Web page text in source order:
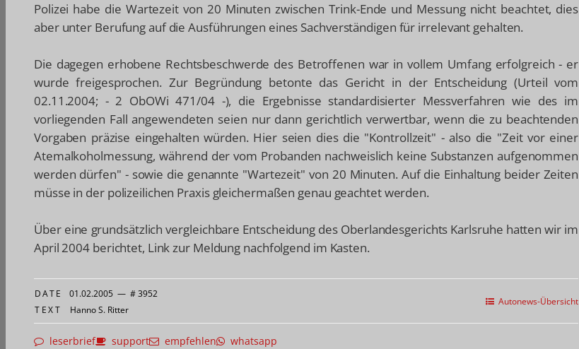
Polizei habe die Wartezeit von 20 Minuten zwischen Trink-Ende und Messung nicht beachtet, dies
aber unter Berufung auf die Ausführungen eines Sachverständigen für irrelevant gehalten.
Die dagegen erhobene Rechtsbeschwerde des Betroffenen war in vollem Umfang erfolgreich - er
wurde freigesprochen. Zur Begründung betonte das Gericht in der Entscheidung (Urteil vom
02.11.2004; - 2 ObOWi 471/04 -), die Ergebnisse standardisierter Messverfahren wie des im
vorliegenden Fall angewendeten seien nur dann gerichtlich verwertbar, wenn die zu beachtenden
Vorgaben präzise eingehalten würden. Hier seien dies die "Kontrollzeit" - also die "Zeit vor einer
Atemalkoholmessung, während der vom Probanden nachweislich keine Substanzen aufgenommen
werden dürfen" - sowie die genannte "Wartezeit" von 20 Minuten. Auf die Einhaltung beider Zeiten
müsse in der polizeilichen Praxis gleichermaßen genau geachtet werden.
Über eine grundsätzlich vergleichbare Entscheidung des Oberlandesgerichts Karlsruhe hatten wir im
April 2004 berichtet, Link zur Meldung nachfolgend im Kasten.
Autonews-Übersicht
DATE 01.02.2005 — # 3952
TEXT Hanno S. Ritter
leserbrief support empfehlen whatsapp